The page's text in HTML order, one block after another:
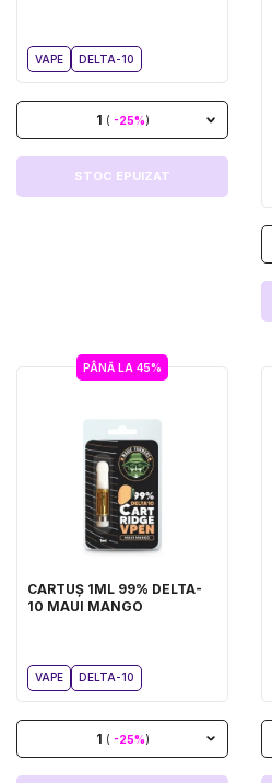
VAPE DELTA-10
1 ( -25%)
STOC EPUIZAT
PÂNĂ LA 45%
CARTUȘ 1ML 99% DELTA-
10 MAUI MANGO
VAPE DELTA-10
1 ( -25%)